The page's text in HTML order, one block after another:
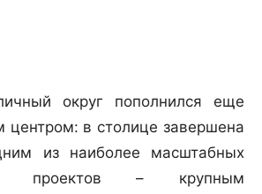
округ пополнился еще
в столице завершена
из наиболее масштабных
проектов – крупным